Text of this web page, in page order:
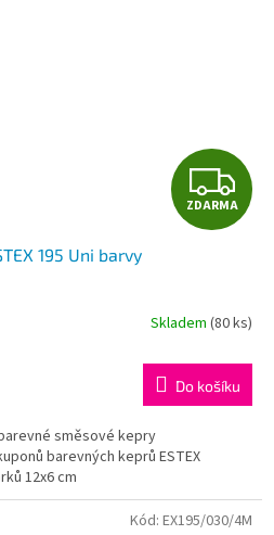
Z
D
R
M
A
ZDARMA
195 Uni barvy
Skladem (80 ks)
Do košíku
směsové kepry
barevných keprů ESTEX
12x6 cm
Kód: EX195/030/4M